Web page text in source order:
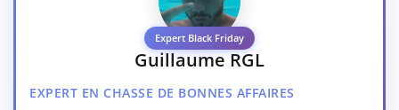
Expert Black Friday
Guillaume RGL
EXPERT EN CHASSE DE BONNES AFFAIRES